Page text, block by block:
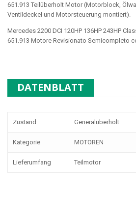
651.913 Teilüberholt Motor (Motorblock,
Ventildeckel und Motorsteuerung montiert).
Mercedes 2200 DCI 120HP 136HP 243HP
651.913 Motore Revisionato Semicompleto
DATENBLATT
Zustand Generalüberholt
Kategorie MOTOREN
Lieferumfang Teilmotor